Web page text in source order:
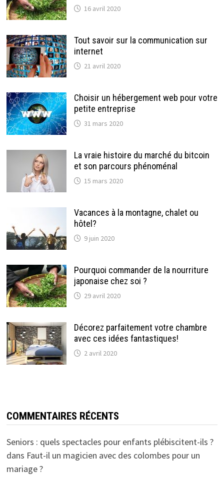
16 avril 2020
Tout savoir sur la communication sur
internet
21 avril 2020
Choisir un hébergement web pour votre
petite entreprise
31 mars 2020
La vraie histoire du marché du bitcoin
et son parcours phénoménal
15 mars 2020
Vacances à la montagne, chalet ou
hôtel?
9 juin 2020
Pourquoi commander de la nourriture
japonaise chez soi ?
29 avril 2020
Décorez parfaitement votre chambre
avec ces idées fantastiques!
2 avril 2020
COMMENTAIRES RÉCENTS
Seniors : quels spectacles pour enfants plébiscitent-ils ?
dans Faut-il un magicien avec des colombes pour un
mariage ?